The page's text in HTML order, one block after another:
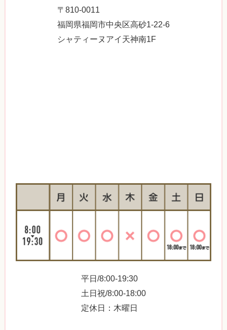
〒810-0011
福岡県福岡市中央区高砂1-22-6
シャティーヌアイ天神南1F
平日/8:00-19:30
土日祝/8:00-18:00
定休日：木曜日